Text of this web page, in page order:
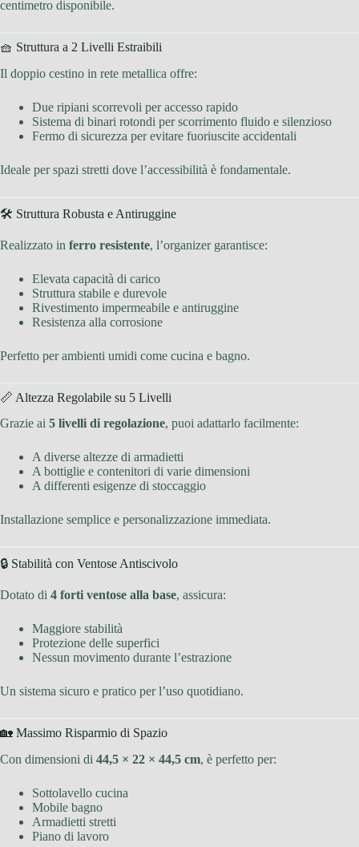
centimetro disponibile.
🧺 Struttura a 2 Livelli Estraibili
Il doppio cestino in rete metallica offre:
Due ripiani scorrevoli per accesso rapido
Sistema di binari rotondi per scorrimento fluido e silenzioso
Fermo di sicurezza per evitare fuoriuscite accidentali
Ideale per spazi stretti dove l’accessibilità è fondamentale.
🛠 Struttura Robusta e Antiruggine
Realizzato in ferro resistente, l’organizer garantisce:
Elevata capacità di carico
Struttura stabile e durevole
Rivestimento impermeabile e antiruggine
Resistenza alla corrosione
Perfetto per ambienti umidi come cucina e bagno.
📏 Altezza Regolabile su 5 Livelli
Grazie ai 5 livelli di regolazione, puoi adattarlo facilmente:
A diverse altezze di armadietti
A bottiglie e contenitori di varie dimensioni
A differenti esigenze di stoccaggio
Installazione semplice e personalizzazione immediata.
🔒 Stabilità con Ventose Antiscivolo
Dotato di 4 forti ventose alla base, assicura:
Maggiore stabilità
Protezione delle superfici
Nessun movimento durante l’estrazione
Un sistema sicuro e pratico per l’uso quotidiano.
🏡 Massimo Risparmio di Spazio
Con dimensioni di 44,5 × 22 × 44,5 cm, è perfetto per:
Sottolavello cucina
Mobile bagno
Armadietti stretti
Piano di lavoro